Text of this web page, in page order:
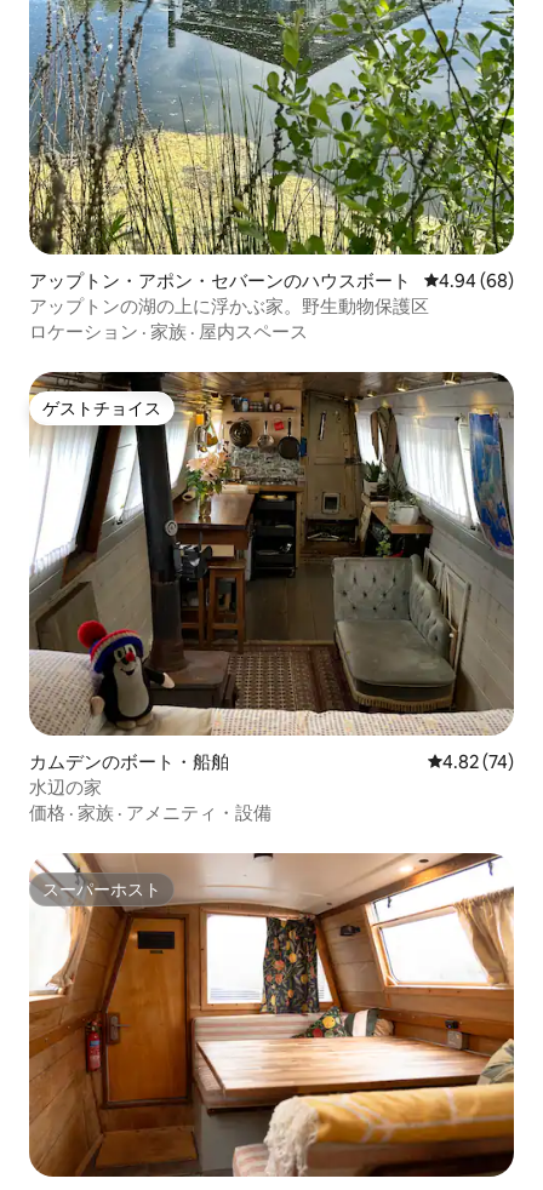
アップトン・アポン・セバーンのハウスボート レビュー68件
4.94 (68)
アップトンの湖の上に浮かぶ家。野生動物保護区
ロケーション · 家族 · 屋内スペース
ゲストチョイス
ゲストチョイス
カムデンのボート・船舶 レビュー74
4.82 (74)
水辺の家
価格 · 家族 · アメニティ・設備
スーパーホスト
スーパーホスト